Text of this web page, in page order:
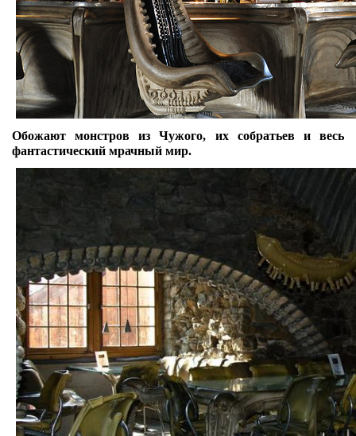
Обожают монстров из Чужого, их собратьев и весь
фантастический мрачный мир.